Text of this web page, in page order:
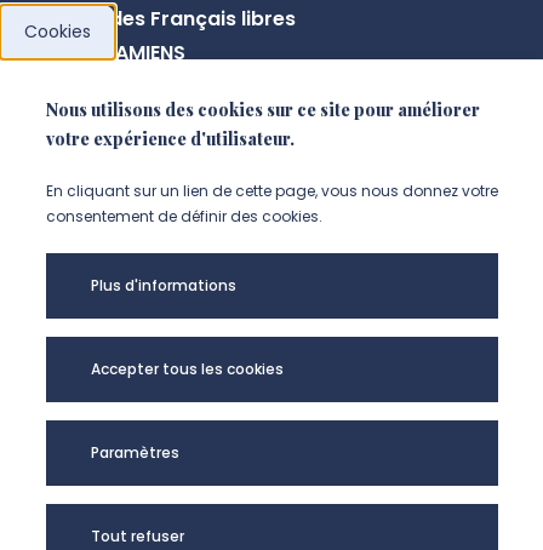
10 rue des Français libres
80080 AMIENS
NOUS CONTACTER
CORPUS - UR UPJV
Cookies
Nous utilisons des cookies sur ce site pour améliorer
votre expérience d'utilisateur.
En cliquant sur un lien de cette page, vous nous donnez votre
consentement de définir des cookies.
Plus d'informations
Accepter tous les cookies
Paramètres
Tout refuser